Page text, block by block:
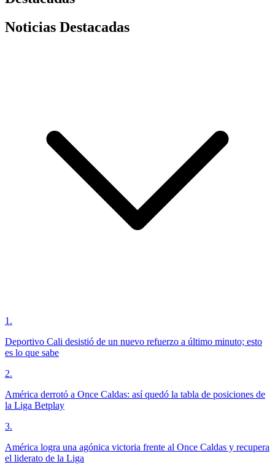
Noticias Destacadas
1 .
Deportivo Cali desistió de un nuevo refuerzo a último minuto; esto
es lo que sabe
2.
América derrotó a Once Caldas: así quedó la tabla de posiciones de
la Liga Betplay
3.
América logra una agónica victoria frente al Once Caldas y recupera
el liderato de la Liga